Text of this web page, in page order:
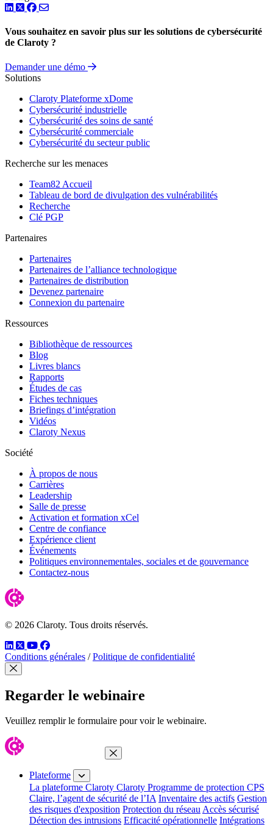
LinkedIn
TwitterFacebook
Vous souhaitez en savoir plus sur les solutions de cybersécurité
de Claroty ?
Demander une démo
Solutions
Claroty Plateforme xDome
Cybersécurité industrielle
Cybersécurité des soins de santé
Cybersécurité commerciale
Cybersécurité du secteur public
Recherche sur les menaces
Team82 Accueil
Tableau de bord de divulgation des vulnérabilités
Recherche
Clé PGP
Partenaires
Partenaires
Partenaires de l’alliance technologique
Partenaires de distribution
Devenez partenaire
Connexion du partenaire
Ressources
Bibliothèque de ressources
Blog
Livres blancs
Rapports
Études de cas
Fiches techniques
Briefings d’intégration
Vidéos
Claroty Nexus
Société
À propos de nous
Carrières
Leadership
Salle de presse
Activation et formation xCel
Centre de confiance
Expérience client
Événements
Politiques environnementales, sociales et de gouvernance
Contactez-nous
© 2026 Claroty. Tous droits réservés.
LinkedIn
TwitterYouTube
Facebook
Conditions générales / Politique de confidentialité
Fermer modal
Regarder le webinaire
Veuillez remplir le formulaire pour voir le webinaire.
Fermer le menu
Plateforme
La plateforme Claroty Claroty Programme de protection CPS
Claire, l’agent de sécurité de l’IA Inventaire des actifs Gestion
des risques d'exposition Protection du réseauAccès sécurisé
Détection des intrusions Efficacité opérationnelle Intégrations